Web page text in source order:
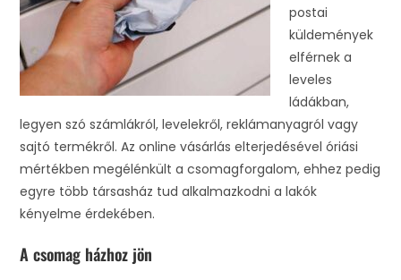
postai
küldemények
elférnek a
leveles
ládákban,
legyen szó számlákról, levelekről, reklámanyagról vagy
sajtó termékről. Az online vásárlás elterjedésével óriási
mértékben megélénkült a csomagforgalom, ehhez pedig
egyre több társasház tud alkalmazkodni a lakók
kényelme érdekében.
A csomag házhoz jön